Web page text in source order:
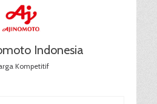
Indonesia
Kompetitif